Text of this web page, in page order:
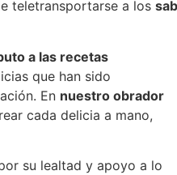
teletransportarse a los
a las recetas
que han sido
En nuestro obrador
cada delicia a mano,
su lealtad y apoyo a lo